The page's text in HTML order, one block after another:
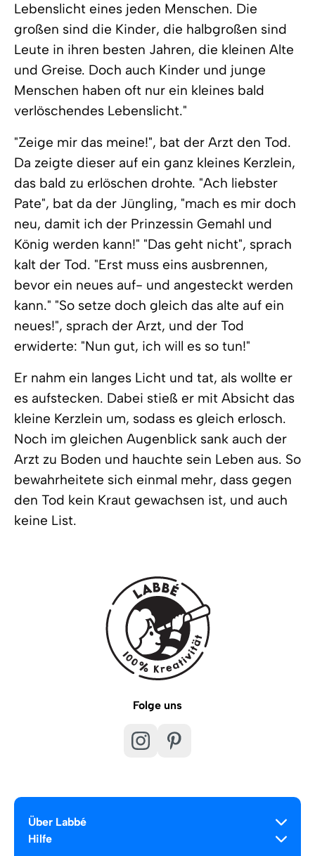
Lebenslicht eines jeden Menschen. Die
großen sind die Kinder, die halbgroßen sind
Leute in ihren besten Jahren, die kleinen Alte
und Greise. Doch auch Kinder und junge
Menschen haben oft nur ein kleines bald
verlöschendes Lebenslicht."
"Zeige mir das meine!", bat der Arzt den Tod.
Da zeigte dieser auf ein ganz kleines Kerzlein,
das bald zu erlöschen drohte. "Ach liebster
Pate", bat da der Jüngling, "mach es mir doch
neu, damit ich der Prinzessin Gemahl und
König werden kann!" "Das geht nicht", sprach
kalt der Tod. "Erst muss eins ausbrennen,
bevor ein neues auf- und angesteckt werden
kann." "So setze doch gleich das alte auf ein
neues!", sprach der Arzt, und der Tod
erwiderte: "Nun gut, ich will es so tun!"
Er nahm ein langes Licht und tat, als wollte er
es aufstecken. Dabei stieß er mit Absicht das
kleine Kerzlein um, sodass es gleich erlosch.
Noch im gleichen Augenblick sank auch der
Arzt zu Boden und hauchte sein Leben aus. So
bewahrheitete sich einmal mehr, dass gegen
den Tod kein Kraut gewachsen ist, und auch
keine List.
Folge uns
Über Labbé
Hilfe